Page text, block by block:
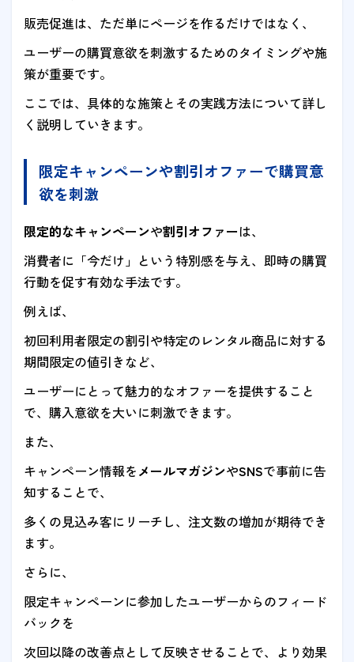
販売促進は、ただ単にページを作るだけではなく、
ユーザーの購買意欲を刺激するためのタイミングや施
策が重要です。
ここでは、具体的な施策とその実践方法について詳し
く説明していきます。
限定キャンペーンや割引オファーで購買意
欲を刺激
限定的なキャンペーンや割引オファーは、
消費者に「今だけ」という特別感を与え、即時の購買
行動を促す有効な手法です。
例えば、
初回利用者限定の割引や特定のレンタル商品に対する
期間限定の値引きなど、
ユーザーにとって魅力的なオファーを提供すること
で、購入意欲を大いに刺激できます。
また、
キャンペーン情報をメールマガジンやSNSで事前に告
知することで、
多くの見込み客にリーチし、注文数の増加が期待でき
ます。
さらに、
限定キャンペーンに参加したユーザーからのフィード
バックを
次回以降の改善点として反映させることで、より効果